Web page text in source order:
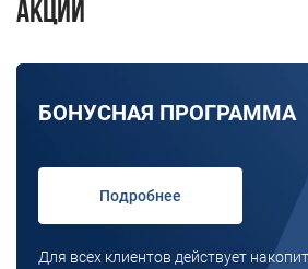
Акции
БОНУСНАЯ ПРОГРАММА
Подробнее
Для всех клиентов действует